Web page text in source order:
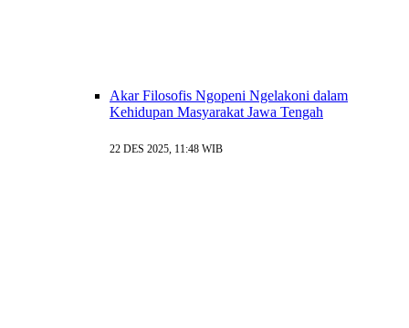
Akar Filosofis Ngopeni Ngelakoni dalam
Kehidupan Masyarakat Jawa Tengah
22 DES 2025, 11:48 WIB